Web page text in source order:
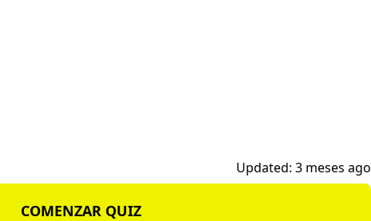
Updated: 3 meses ago
COMENZAR QUIZ